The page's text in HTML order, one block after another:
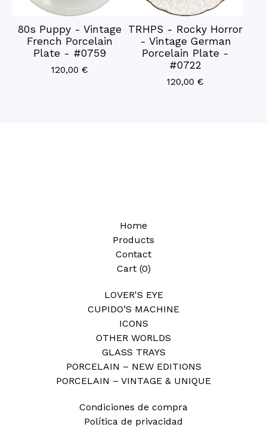
80s Puppy - Vintage
French Porcelain
Plate - #0759
120,00 €
TRHPS - Rocky Horror
- Vintage German
Porcelain Plate -
#0722
120,00 €
Home
Products
Contact
Cart (0)
LOVER'S EYE
CUPIDO’S MACHINE
ICONS
OTHER WORLDS
GLASS TRAYS
PORCELAIN – NEW EDITIONS
PORCELAIN – VINTAGE & UNIQUE
Condiciones de compra
Política de privacidad